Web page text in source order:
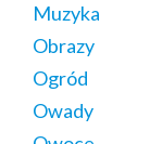
Muzyka
Obrazy
Ogród
Owady